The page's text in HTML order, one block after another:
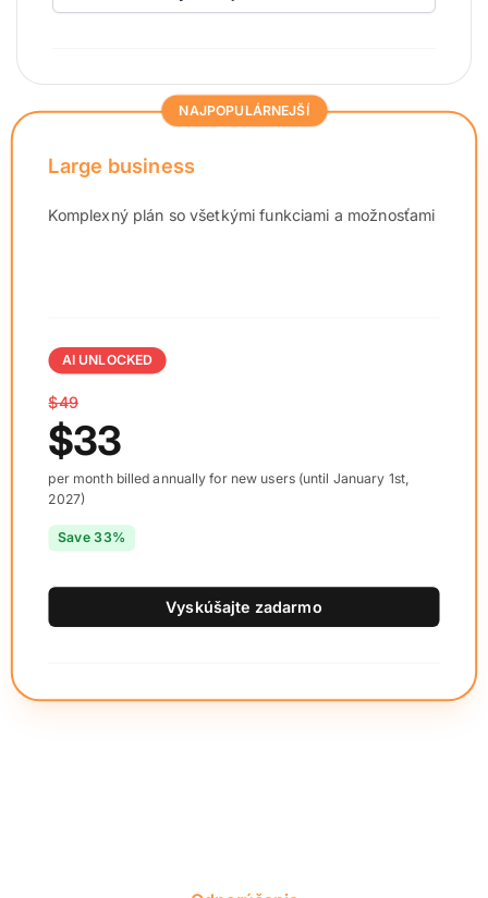
NAJPOPULÁRNEJŠÍ
Large business
Komplexný plán so všetkými funkciami a možnosťami
AI UNLOCKED
$49
$33
per month billed annually for new users (until January 1st,
2027)
Save 33%
Vyskúšajte zadarmo